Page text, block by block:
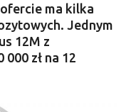
ma kilka
Jednym
12M z
zł na 12